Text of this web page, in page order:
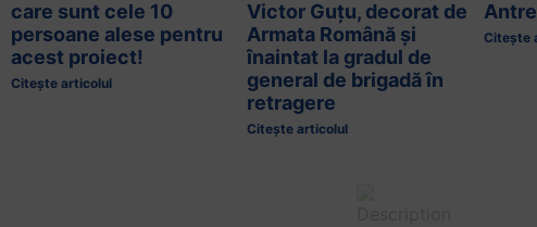
care sunt cele 10
persoane alese pentru
acest proiect!
Citește articolul
Victor Guțu, decorat de
Armata Română și
înaintat la gradul de
general de brigadă în
retragere
Citește articolul
Citește